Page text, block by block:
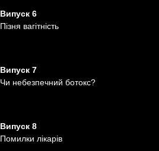
Випуск 6
Пізня вагітність
Випуск 7
Чи небезпечний ботокс?
Випуск 8
Помилки лікарів